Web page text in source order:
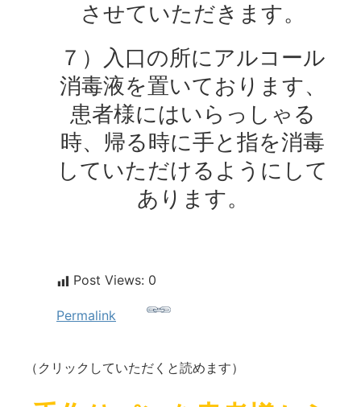
させていただきます。
７）入口の所にアルコール
消毒液を置いております、
患者様にはいらっしゃる
時、帰る時に手と指を消毒
していただけるようにして
あります。
Post Views: 0
Permalink
（クリックしていただくと読めます）